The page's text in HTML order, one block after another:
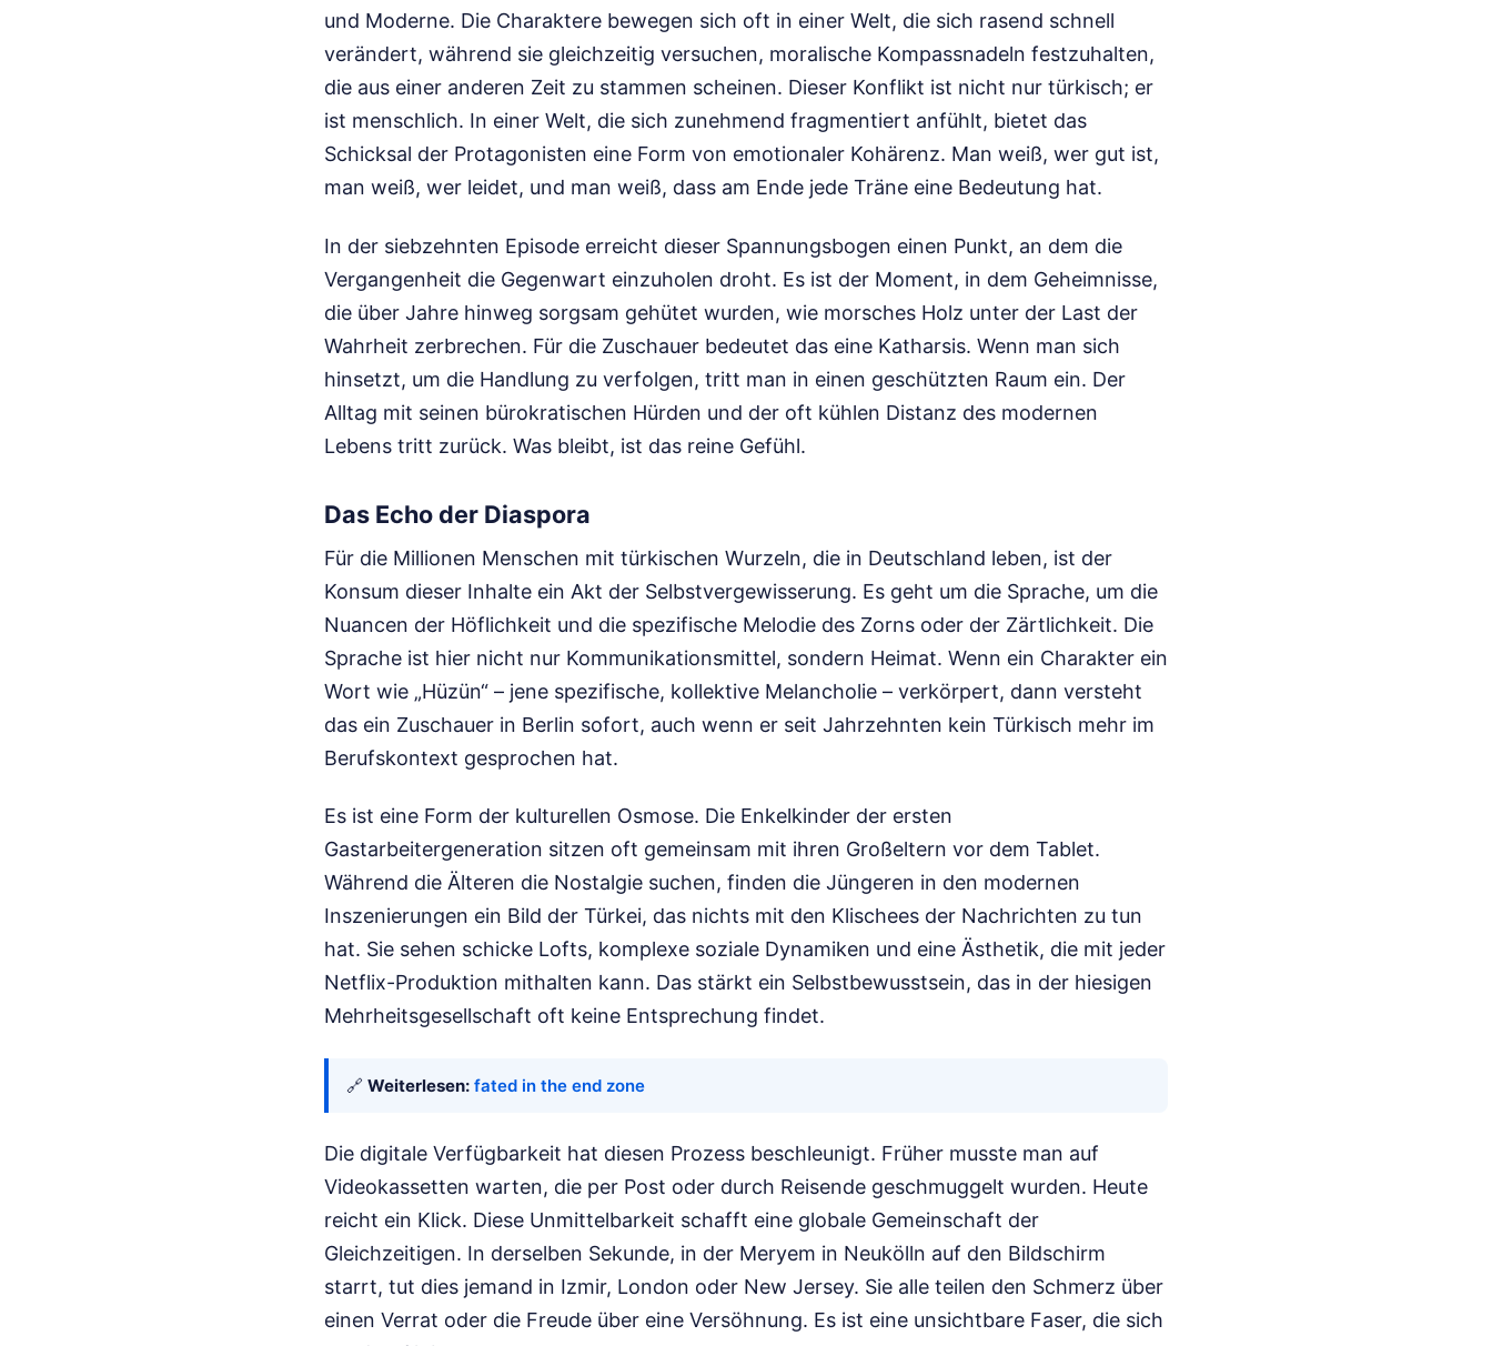
und Moderne. Die Charaktere bewegen sich oft in einer Welt, die sich rasend schnell
verändert, während sie gleichzeitig versuchen, moralische Kompassnadeln festzuhalten,
die aus einer anderen Zeit zu stammen scheinen. Dieser Konflikt ist nicht nur türkisch; er
ist menschlich. In einer Welt, die sich zunehmend fragmentiert anfühlt, bietet das
Schicksal der Protagonisten eine Form von emotionaler Kohärenz. Man weiß, wer gut ist,
man weiß, wer leidet, und man weiß, dass am Ende jede Träne eine Bedeutung hat.
In der siebzehnten Episode erreicht dieser Spannungsbogen einen Punkt, an dem die
Vergangenheit die Gegenwart einzuholen droht. Es ist der Moment, in dem Geheimnisse,
die über Jahre hinweg sorgsam gehütet wurden, wie morsches Holz unter der Last der
Wahrheit zerbrechen. Für die Zuschauer bedeutet das eine Katharsis. Wenn man sich
hinsetzt, um die Handlung zu verfolgen, tritt man in einen geschützten Raum ein. Der
Alltag mit seinen bürokratischen Hürden und der oft kühlen Distanz des modernen
Lebens tritt zurück. Was bleibt, ist das reine Gefühl.
Das Echo der Diaspora
Für die Millionen Menschen mit türkischen Wurzeln, die in Deutschland leben, ist der
Konsum dieser Inhalte ein Akt der Selbstvergewisserung. Es geht um die Sprache, um die
Nuancen der Höflichkeit und die spezifische Melodie des Zorns oder der Zärtlichkeit. Die
Sprache ist hier nicht nur Kommunikationsmittel, sondern Heimat. Wenn ein Charakter ein
Wort wie „Hüzün“ – jene spezifische, kollektive Melancholie – verkörpert, dann versteht
das ein Zuschauer in Berlin sofort, auch wenn er seit Jahrzehnten kein Türkisch mehr im
Berufskontext gesprochen hat.
Es ist eine Form der kulturellen Osmose. Die Enkelkinder der ersten
Gastarbeitergeneration sitzen oft gemeinsam mit ihren Großeltern vor dem Tablet.
Während die Älteren die Nostalgie suchen, finden die Jüngeren in den modernen
Inszenierungen ein Bild der Türkei, das nichts mit den Klischees der Nachrichten zu tun
hat. Sie sehen schicke Lofts, komplexe soziale Dynamiken und eine Ästhetik, die mit jeder
Netflix-Produktion mithalten kann. Das stärkt ein Selbstbewusstsein, das in der hiesigen
Mehrheitsgesellschaft oft keine Entsprechung findet.
🔗 Weiterlesen: fated in the end zone
Die digitale Verfügbarkeit hat diesen Prozess beschleunigt. Früher musste man auf
Videokassetten warten, die per Post oder durch Reisende geschmuggelt wurden. Heute
reicht ein Klick. Diese Unmittelbarkeit schafft eine globale Gemeinschaft der
Gleichzeitigen. In derselben Sekunde, in der Meryem in Neukölln auf den Bildschirm
starrt, tut dies jemand in Izmir, London oder New Jersey. Sie alle teilen den Schmerz über
einen Verrat oder die Freude über eine Versöhnung. Es ist eine unsichtbare Faser, die sich